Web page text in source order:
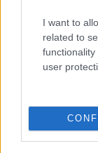
I want to
related to
user